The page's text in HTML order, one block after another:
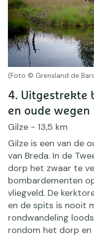
4. Uitgestrekte
en oude wegen
Gilze - 13,5 km
Gilze is een van de
van Breda. In de
dorp het zwaar te
bombardementen
vliegveld. De
en de spits is nooit
rondwandeling
rondom het dorp en
(Foto © Grensland de